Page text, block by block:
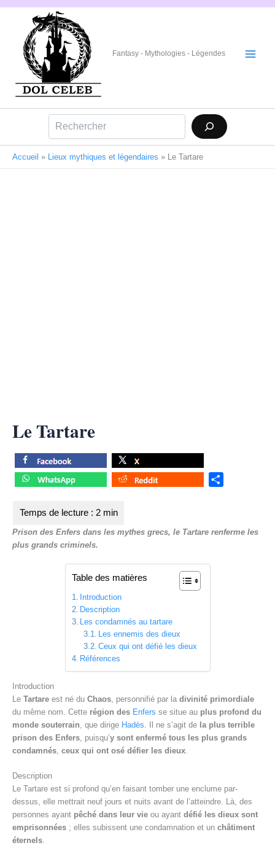
Aller
Fantasy - Mythologies - Légendes
Accueil » Lieux mythiques et légendaires » Le Tartare
Le Tartare
e
Prison des Enfers dans les mythes grecs, le Tartare renferme les
plus grands criminels.
Table des matières
Introduction
Description
Les condamnés au tartare
Les ennemis des dieux
Ceux qui ont défié les dieux
Références
Introduction
Le Tartare est né du Chaos , personnifié par la divinité primordiale
du même nom. Cette région des Enfers se situe au plus profond du
monde souterrain , que dirige Hadès . Il ne s’agit de la plus terrible
prison des Enfers , puisqu’y sont enfermé tous les plus grands
condamnés ceux qui ont osé défier les dieux
Description
Le Tartare est si profond qu’en faisant tomber une enclume par-
dessus, elle mettrait neuf jours et nuits avant de l’atteindre. Là, des
personnes ayant pêché dans leur vie ou ayant défié les dieux sont
emprisonnées ; elles subissent une condamnation et un châtiment
éternels.